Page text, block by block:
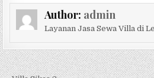
Author: admin
Layanan Jasa Sewa Villa di